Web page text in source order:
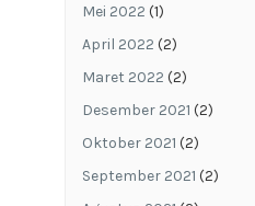
Mei 2022 (1)
April 2022 (2)
Maret 2022 (2)
Desember 2021 (2)
Oktober 2021 (2)
September 2021 (2)